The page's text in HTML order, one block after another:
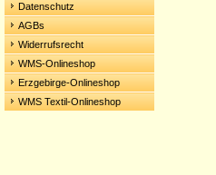
Datenschutz
AGBs
Widerrufsrecht
WMS-Onlineshop
Erzgebirge-Onlineshop
WMS Textil-Onlineshop